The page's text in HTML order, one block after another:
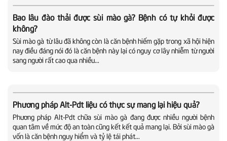
Bao lâu đào thải được sùi mào gà? Bệnh có tự khỏi được
không?
Sùi mào gà từ lâu đã không còn là căn bệnh hiếm gặp trong xã hội hiện
nay điều đáng nói đó là căn bệnh này lại có nguy cơ lây nhiễm từ người
sang người rất cao qua nhiều...
Phương pháp Alt-Pdt liệu có thực sự mang lại hiệu quả?
Phương pháp Alt-Pdt chữa sùi mào gà đang được nhiều người bệnh
quan tâm về mức độ an toàn cũng kết kết quả mang lại. Bởi sùi mào gà
vốn là căn bệnh nguy hiểm và tỷ lệ tái phát...